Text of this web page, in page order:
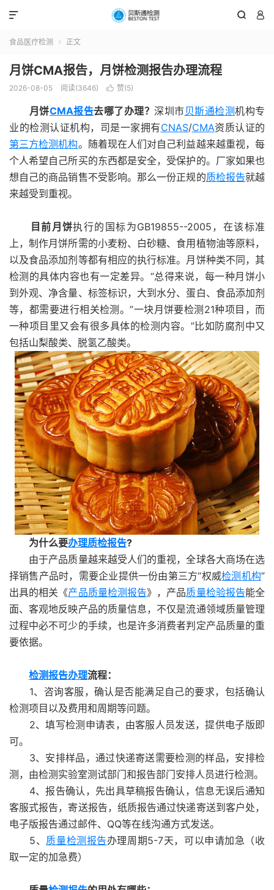
 

食品医疗检测  正文
月饼CMA报告，月饼检测报告办理流程
2026-08-05 阅读(3646)  赞(5)
月饼CMA报告去哪了办理？深圳市贝斯通检测机构专
业的检测认证机构，司是一家拥有CNAS/CMA资质认证的
第三方检测机构。随着现在人们对自己利益越来越重视，每
个人希望自己所买的东西都是安全，受保护的。厂家如果也
想自己的商品销售不受影响。那么一份正规的质检报告就越
来越受到重视。
目前月饼执行的国标为GB19855--2005，在该标准
上，制作月饼所需的小麦粉、白砂糖、食用植物油等原料，
以及食品添加剂等都有相应的执行标准。月饼种类不同，其
检测的具体内容也有一定差异。“总得来说，每一种月饼小
到外观、净含量、标签标识，大到水分、蛋白、食品添加剂
等，都需要进行相关检测。”一块月饼要检测21种项目，而
一种项目里又会有很多具体的检测内容。”比如防腐剂中又
包括山梨酸类、脱氢乙酸类。
为什么要办理质检报告?
由于产品质量越来越受人们的重视，全球各大商场在选
择销售产品时，需要企业提供一份由第三方“权威检测机构”
出具的相关《产品质量检测报告》，产品质量检验报告能全
面、客观地反映产品的质量信息，不仅是流通领域质量管理
过程中必不可少的手续，也是许多消费者判定产品质量的重
要依据。
检测报告办理流程：
1、咨询客服，确认是否能满足自己的要求，包括确认
检测项目以及费用和周期等问题。
2、填写检测申请表，由客服人员发送，提供电子版即
可。
3、安排样品，通过快递寄送需要检测的样品，安排检
测，由检测实验室测试部门和报告部门安排人员进行检测。
4、报告确认，先出具草稿报告确认，信息无误后通知
客服式报告，寄送报告，纸质报告通过快递寄送到客户处，
电子版报告通过邮件、QQ等在线沟通方式发送。
5、 质量检测报告办理周期5-7天，可以申请加急（收
取一定的加急费）